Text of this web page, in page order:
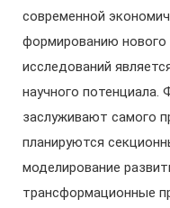
современной
формированию нового
исследований
научного
заслуживают самого
планируются
моделирование
трансформационные